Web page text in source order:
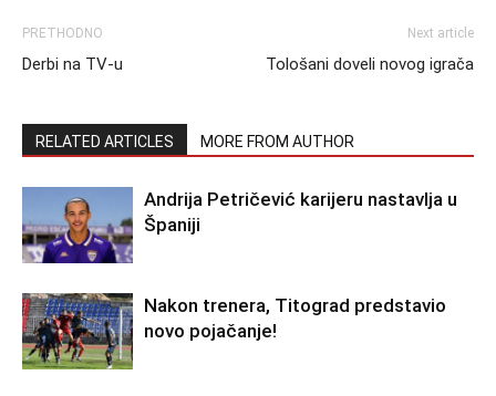
PRETHODNO
Derbi na TV-u
Next article
Tološani doveli novog igrača
RELATED ARTICLES MORE FROM AUTHOR
Andrija Petričević karijeru nastavlja u
Španiji
Nakon trenera, Titograd predstavio
novo pojačanje!